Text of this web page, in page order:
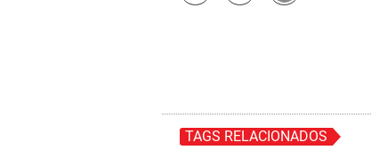
TAGS RELACIONADOS